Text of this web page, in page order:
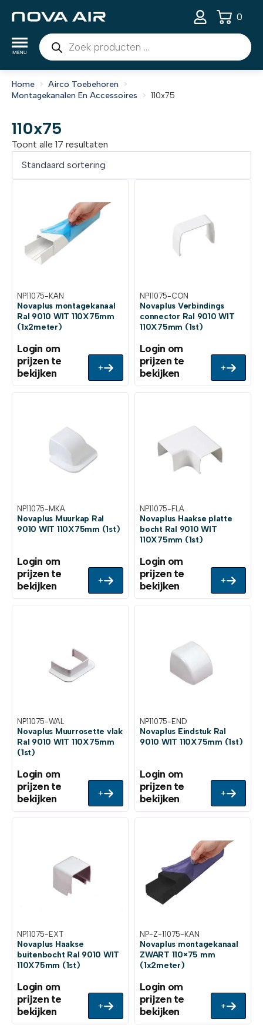
Producten
zoeken
0
Home
Airco Toebehoren
Montagekanalen En Accessoires
110x75
110x75
Toont alle 17 resultaten
NP11075-KAN
Novaplus montagekanaal
Ral 9010 WIT 110X75mm
(1x2meter)
Login om
prijzen te
bekijken
+
NP11075-CON
Novaplus Verbindings
connector Ral 9010 WIT
110X75mm (1st)
Login om
prijzen te
bekijken
+
NP11075-MKA
Novaplus Muurkap Ral
9010 WIT 110X75mm (1st)
Login om
prijzen te
bekijken
+
NP11075-FLA
Novaplus Haakse platte
bocht Ral 9010 WIT
110X75mm (1st)
Login om
prijzen te
bekijken
+
NP11075-WAL
Novaplus Muurrosette vlak
Ral 9010 WIT 110X75mm
(1st)
Login om
prijzen te
bekijken
+
NP11075-END
Novaplus Eindstuk Ral
9010 WIT 110X75mm (1st)
Login om
prijzen te
bekijken
+
NP11075-EXT
Novaplus Haakse
buitenbocht Ral 9010 WIT
110X75mm (1st)
Login om
prijzen te
bekijken
+
NP-Z-11075-KAN
Novaplus montagekanaal
ZWART 110×75 mm
(1x2meter)
Login om
prijzen te
bekijken
+